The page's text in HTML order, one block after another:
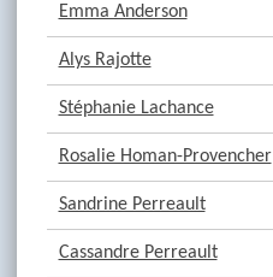
Emma Anderson
Alys Rajotte
Stéphanie Lachance
Rosalie Homan-Provencher
Sandrine Perreault
Cassandre Perreault